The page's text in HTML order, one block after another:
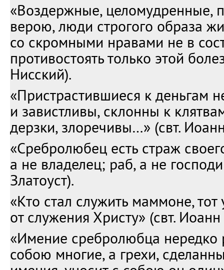
«Воздержные, целомудренные,
верою, люди строгого образа
со скромными нравами не в
противостоять только этой
Нисский).
«Пристрастившиеся к деньгам
и завистливы, склонны к
дерзки, злоречивы…» (свт.
«Сребролюбец есть страж
а не владелец; раб, а не
Златоуст).
«Кто стал служить маммоне, тот
от служения Христу» (свт. Иоанн
«Имение сребролюбца нередко
собою многие, а грехи,